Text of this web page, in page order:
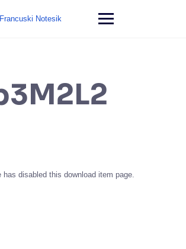
disabled this download item page.